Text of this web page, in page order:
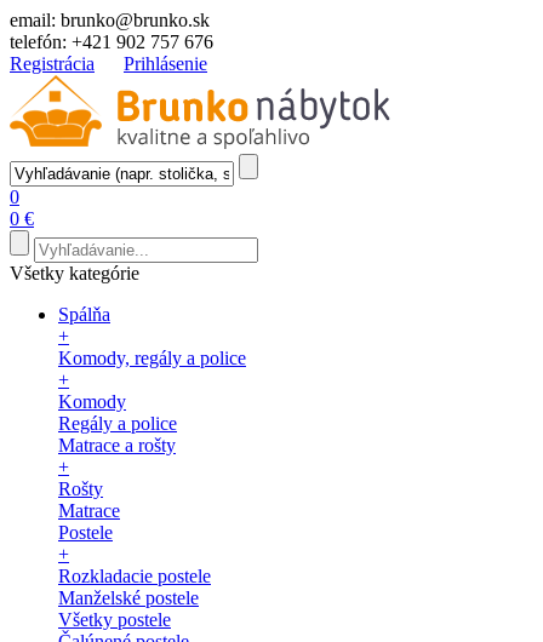
email: brunko@brunko.sk
telefón: +421 902 757 676
Registrácia
Prihlásenie
0
0 €
Všetky kategórie
Spálňa
+
Komody, regály a police
+
Komody
Regály a police
Matrace a rošty
+
Rošty
Matrace
Postele
+
Rozkladacie postele
Manželské postele
Všetky postele